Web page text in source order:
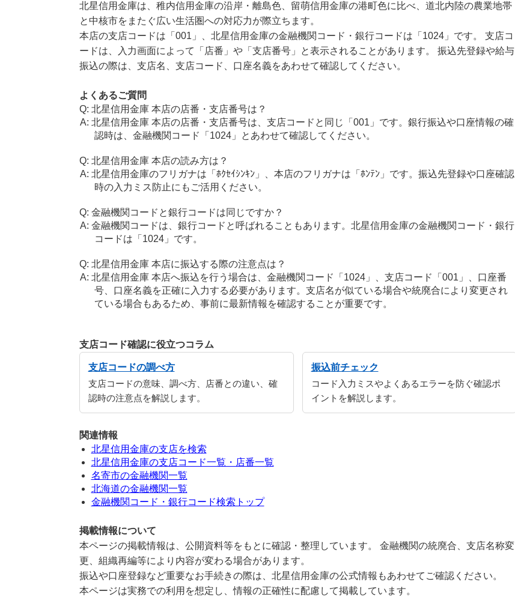
北星信用金庫は、稚内信用金庫の沿岸・離島色、留萌信用金庫の港町色に比べ、道北内陸の農業地帯
と中核市をまたぐ広い生活圏への対応力が際立ちます。
本店の支店コードは「001」、北星信用金庫の金融機関コード・銀行コードは「1024」です。 支店コ
ードは、入力画面によって「店番」や「支店番号」と表示されることがあります。 振込先登録や給与
振込の際は、支店名、支店コード、口座名義をあわせて確認してください。
よくあるご質問
北星信用金庫 本店の店番・支店番号は？
北星信用金庫 本店の店番・支店番号は、支店コードと同じ「001」です。銀行振込や口座情報の確
認時は、金融機関コード「1024」とあわせて確認してください。
北星信用金庫 本店の読み方は？
北星信用金庫のフリガナは「ﾎｸｾｲｼﾝｷﾝ」、本店のフリガナは「ﾎﾝﾃﾝ」です。振込先登録や口座確認
時の入力ミス防止にもご活用ください。
金融機関コードと銀行コードは同じですか？
金融機関コードは、銀行コードと呼ばれることもあります。北星信用金庫の金融機関コード・銀行
コードは「1024」です。
北星信用金庫 本店に振込する際の注意点は？
北星信用金庫 本店へ振込を行う場合は、金融機関コード「1024」、支店コード「001」、口座番
号、口座名義を正確に入力する必要があります。支店名が似ている場合や統廃合により変更され
ている場合もあるため、事前に最新情報を確認することが重要です。
支店コード確認に役立つコラム
支店コードの調べ方
支店コードの意味、調べ方、店番との違い、確
認時の注意点を解説します。
振込前チェック
コード入力ミスやよくあるエラーを防ぐ確認ポ
イントを解説します。
関連情報
北星信用金庫の支店を検索
北星信用金庫の支店コード一覧・店番一覧
名寄市の金融機関一覧
北海道の金融機関一覧
金融機関コード・銀行コード検索トップ
掲載情報について
本ページの掲載情報は、公開資料等をもとに確認・整理しています。 金融機関の統廃合、支店名称変
更、組織再編等により内容が変わる場合があります。
振込や口座登録など重要なお手続きの際は、北星信用金庫の公式情報もあわせてご確認ください。
本ページは実務での利用を想定し、情報の正確性に配慮して掲載しています。